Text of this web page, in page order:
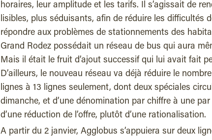
horaires, leur amplitude et les tarifs. Il s’agissait de
lisibles, plus séduisants, afin de réduire les difficultés
répondre aux problèmes de stationnements des
Grand Rodez possédait un réseau de bus qui aura
Mais il était le fruit d’ajout successif qui lui avait fait
D’ailleurs, le nouveau réseau va déjà réduire le
lignes à 13 lignes seulement, dont deux spéciales
dimanche, et d’une dénomination par chiffre à une
d’une réduction de l’offre, plutôt d’une rationalisation.
A partir du 2 janvier, Agglobus s’appuiera sur deux